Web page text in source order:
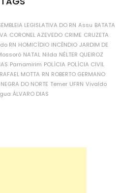
LEGISLATIVA DO RN Assu BATATA
CORONEL AZEVEDO CRIME CRUZETA
RN HOMICÍDIO INCÊNDIO JARDIM DE
NATAL Nilda NÉLTER QUEIROZ
Parnamirim POLÍCIA POLÍCIA CIVIL
RAFAEL MOTTA RN ROBERTO GERMANO
DO NORTE Temer UFRN Vivaldo
ÁLVARO DIAS